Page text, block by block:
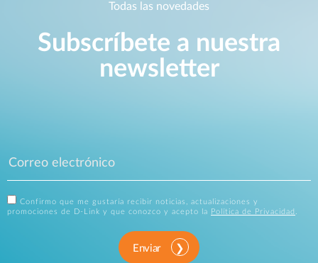
Todas las novedades
Subscríbete a nuestra
newsletter
Confirmo que me gustaría recibir noticias, actualizaciones y
promociones de D-Link y que conozco y acepto la
Política de Privacidad .
Enviar